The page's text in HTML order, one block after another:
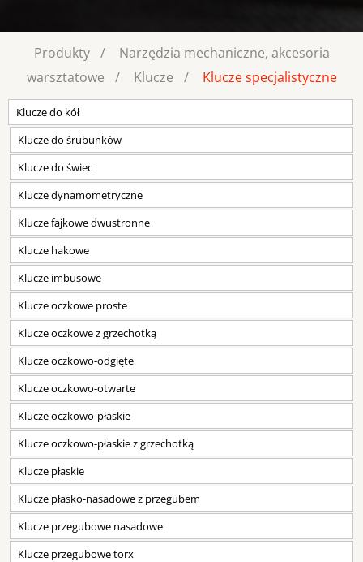
Produkty
Narzędzia mechaniczne, akcesoria
warsztatowe
Klucze Klucze specjalistyczne
Klucze do kół
Klucze do śrubunków
Klucze do świec
Klucze dynamometryczne
Klucze fajkowe dwustronne
Klucze hakowe
Klucze imbusowe
Klucze oczkowe proste
Klucze oczkowe z grzechotką
Klucze oczkowo-odgięte
Klucze oczkowo-otwarte
Klucze oczkowo-płaskie
Klucze oczkowo-płaskie z grzechotką
Klucze płaskie
Klucze płasko-nasadowe z przegubem
Klucze przegubowe nasadowe
Klucze przegubowe torx